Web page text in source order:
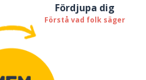
Fördjupa dig
Förstå vad folk säger